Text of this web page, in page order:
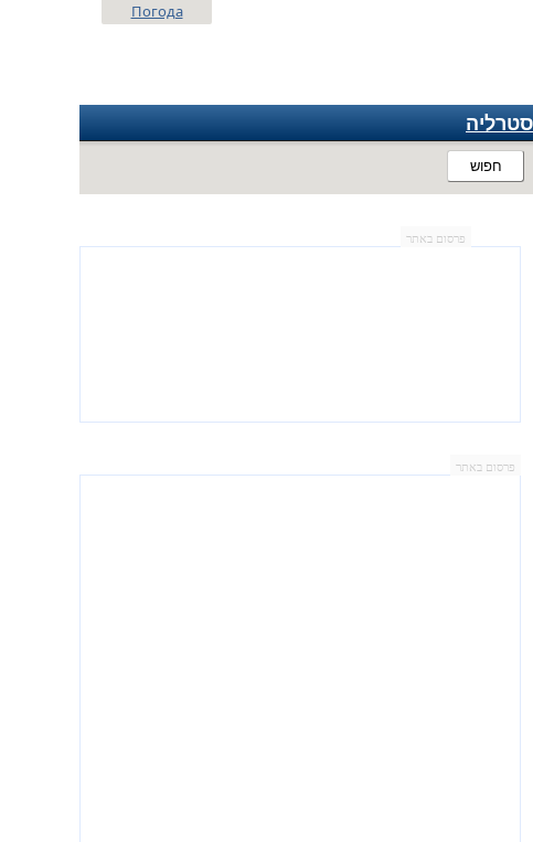
חפוש
Погода
פרסום באתר
פרסום באתר